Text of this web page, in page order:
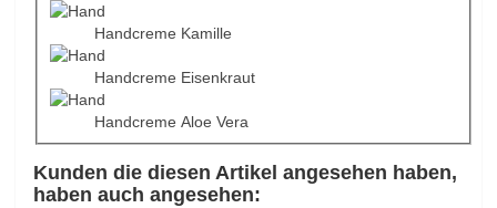
Handcreme Kamille
Handcreme Eisenkraut
Handcreme Aloe Vera
Kunden die diesen Artikel angesehen haben,
haben auch angesehen: